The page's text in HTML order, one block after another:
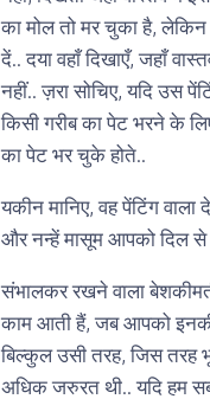
का मोल तो मर चुका है,
दें.. दया वहाँ दिखाएँ, जहाँ
नहीं.. ज़रा सोचिए, यदि उस
किसी गरीब का पेट भरने के
का पेट भर चुके होते..
यकीन मानिए, वह पेंटिंग
और नन्हें मासूम आपको दिल
संभालकर रखने वाला
काम आती हैं, जब आपको
बिल्कुल उसी तरह, जिस
अधिक जरुरत थी.. यदि हम